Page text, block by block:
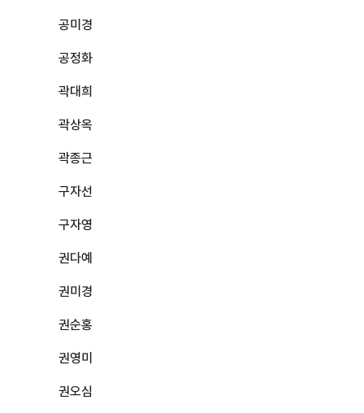
공미경
공정화
곽대희
곽상옥
곽종근
구자선
구자영
권다예
권미경
권순홍
권영미
권오심